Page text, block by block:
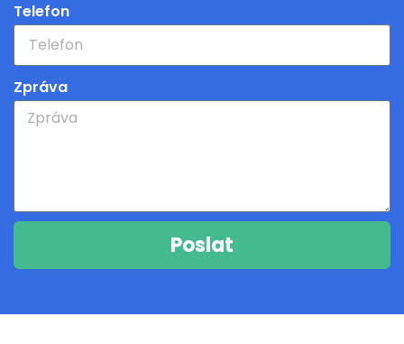
Telefon
Zpráva
Poslat